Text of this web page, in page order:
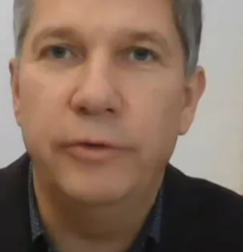
для Карандєєва. Тепер
повної ухвали суду.